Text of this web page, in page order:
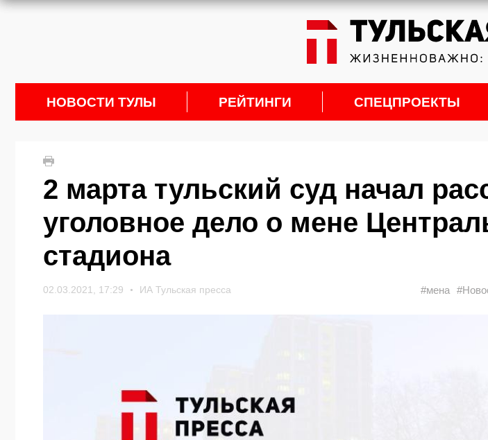
НОВОСТИ ТУЛЫ РЕЙТИНГИ СПЕЦПРОЕКТЫ
2 марта тульский суд начал
уголовное дело о мене
стадиона
02.03.2021, 17:29 ИА Тульская пресса #мена